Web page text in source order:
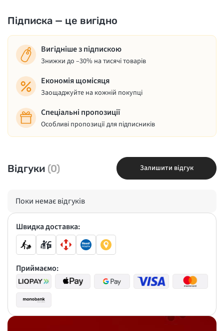
Підписка — це вигідно
Вигідніше з підпискою
Знижки до –30% на тисячі товарів
Економія щомісяця
Заощаджуйте на кожній покупці
Спеціальні пропозиції
Особливі пропозиції для підписників
Відгуки (0) Залишити відгук
Поки немає відгуків
Швидка доставка:
Приймаємо: